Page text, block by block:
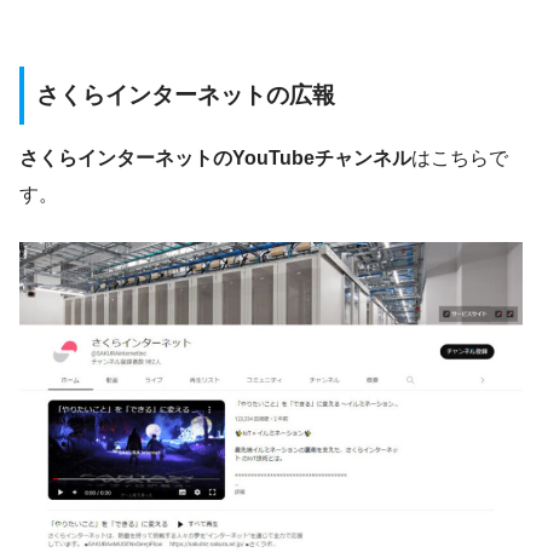
さくらインターネットの広報
さくらインターネットのYouTubeチャンネルはこちらで
す。